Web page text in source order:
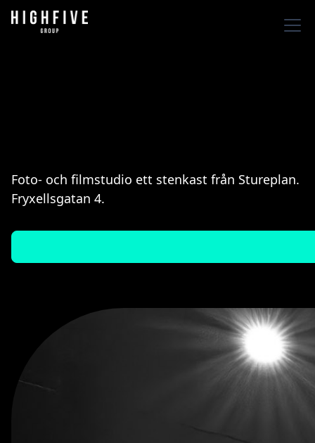
Foto- och filmstudio ett stenkast från Stureplan.
Fryxellsgatan 4.